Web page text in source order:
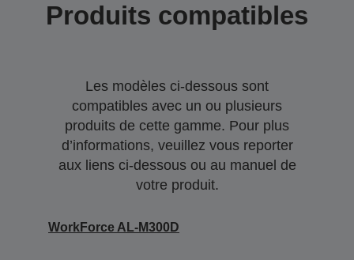
Produits compatibles
Les modèles ci-dessous sont
compatibles avec un ou plusieurs
produits de cette gamme. Pour plus
d’informations, veuillez vous reporter
aux liens ci-dessous ou au manuel de
votre produit.
WorkForce AL-M300D